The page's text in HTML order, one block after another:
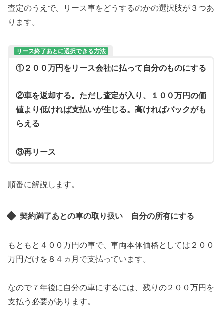
査定のうえで、リース車をどうするのかの選択肢が３つあ
ります。
リース終了あとに選択できる方法
①２００万円をリース会社に払って自分のものにする
②車を返却する。ただし査定が入り、１００万円の価
値より低ければ支払いが生じる。高ければバックがも
らえる
③再リース
順番に解説します。
契約満了あとの車の取り扱い 自分の所有にする
もともと４００万円の車で、車両本体価格としては２００
万円だけを８４ヵ月で支払っています。
なので７年後に自分の車にするには、残りの２００万円を
支払う必要があります。